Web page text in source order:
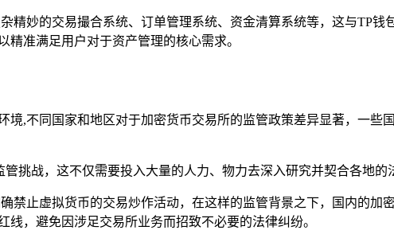
精妙的交易撮合系统、订单管理系统、资金清算系统等，这与TP钱
准满足用户对于资产管理的核心需求。
,不同国家和地区对于加密货币交易所的监管政策差异显著，一些
挑战，这不仅需要投入大量的人力、物力去深入研究并契合各地
禁止虚拟货币的交易炒作活动，在这样的监管背景之下，国内的加
，避免因涉足交易所业务而招致不必要的法律纠纷。